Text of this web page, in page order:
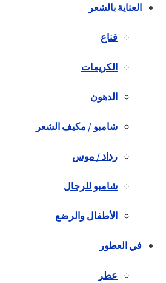
العناية بالشعر
قناع
الكريمات
الدهون
شامبو / مكيف الشعر
رذاذ / موس
شامبو للرجال
الأطفال والرضع
في العطور
عطر